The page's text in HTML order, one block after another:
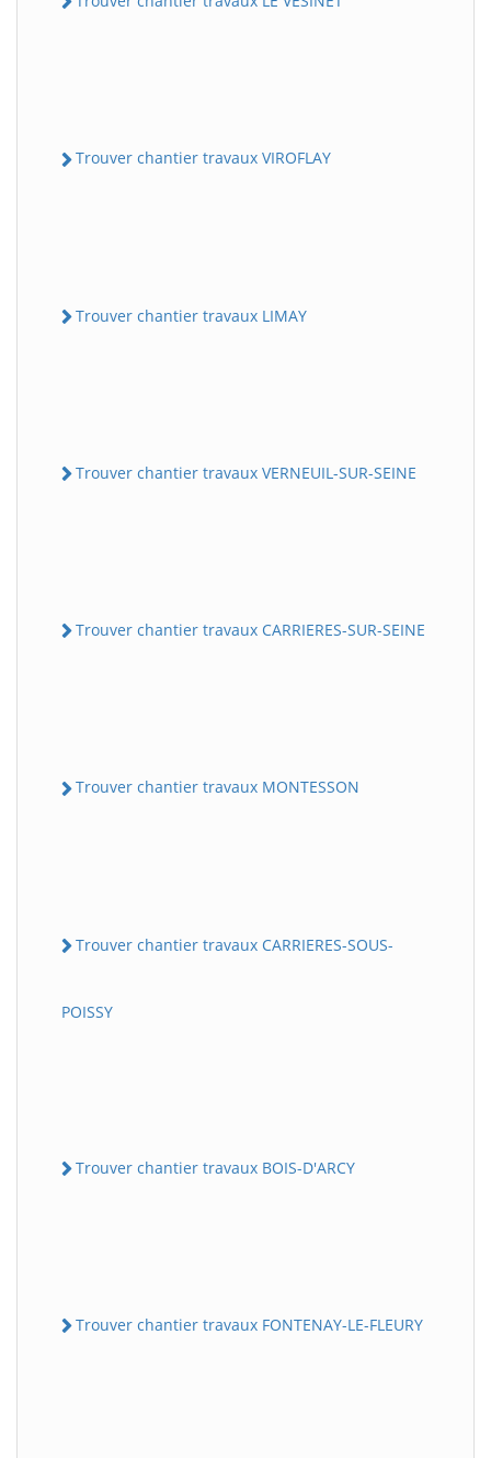
Trouver chantier travaux VIROFLAY
Trouver chantier travaux LIMAY
Trouver chantier travaux VERNEUIL-SUR-SEINE
Trouver chantier travaux CARRIERES-SUR-SEINE
Trouver chantier travaux MONTESSON
Trouver chantier travaux CARRIERES-SOUS-
POISSY
Trouver chantier travaux BOIS-D'ARCY
Trouver chantier travaux FONTENAY-LE-FLEURY